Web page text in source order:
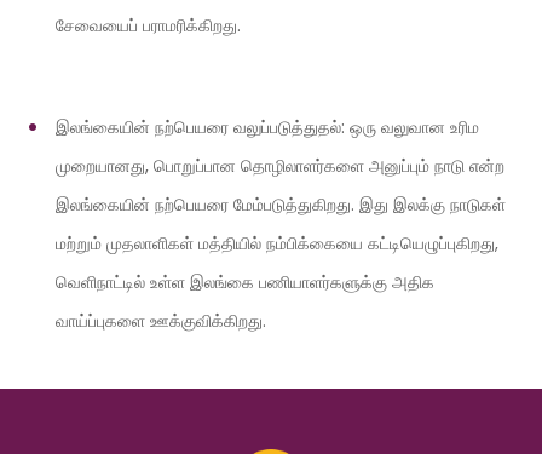
சேவையைப் பராமரிக்கிறது.
இலங்கையின் நற்பெயரை வலுப்படுத்துதல்: ஒரு வலுவான உரிம
முறையானது, பொறுப்பான தொழிலாளர்களை அனுப்பும் நாடு என்ற
இலங்கையின் நற்பெயரை மேம்படுத்துகிறது. இது இலக்கு நாடுகள்
மற்றும் முதலாளிகள் மத்தியில் நம்பிக்கையை கட்டியெழுப்புகிறது,
வெளிநாட்டில் உள்ள இலங்கை பணியாளர்களுக்கு அதிக
வாய்ப்புகளை ஊக்குவிக்கிறது.